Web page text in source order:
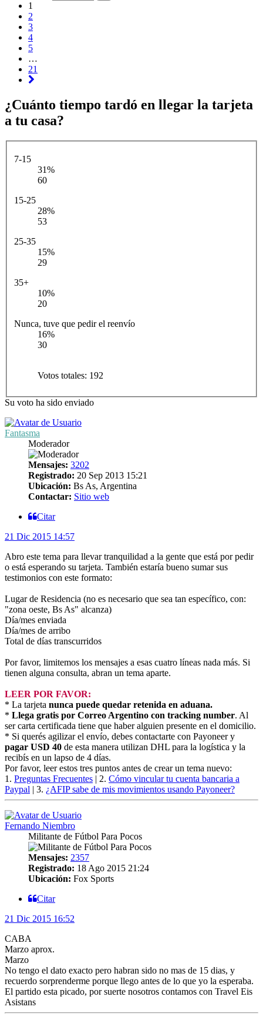
1
2
3
4
5
…
21
¿Cuánto tiempo tardó en llegar la tarjeta
a tu casa?
7-15
31%
60
15-25
28%
53
25-35
15%
29
35+
10%
20
Nunca, tuve que pedir el reenvío
16%
30
Votos totales: 192
Su voto ha sido enviado
Fantasma
Moderador
Mensajes: 3202
Registrado: 20 Sep 2013 15:21
Ubicación: Bs As, Argentina
Contactar: Sitio web
Citar
21 Dic 2015 14:57
Abro este tema para llevar tranquilidad a la gente que está por pedir
o está esperando su tarjeta. También estaría bueno sumar sus
testimonios con este formato:
Lugar de Residencia (no es necesario que sea tan específico, con:
"zona oeste, Bs As" alcanza)
Día/mes enviada
Día/mes de arribo
Total de días transcurridos
Por favor, limitemos los mensajes a esas cuatro líneas nada más. Si
tienen alguna consulta, abran un tema aparte.
LEER POR FAVOR:
* La tarjeta nunca puede quedar retenida en aduana.
* Llega gratis por Correo Argentino con tracking number. Al
ser carta certificada tiene que haber alguien presente en el domicilio.
* Si querés agilizar el envío, debes contactarte con Payoneer y
pagar USD 40 de esta manera utilizan DHL para la logística y la
recibís en un lapso de 4 días.
Por favor, leer estos tres puntos antes de crear un tema nuevo:
1. Preguntas Frecuentes | 2. Cómo vincular tu cuenta bancaria a
Paypal | 3. ¿AFIP sabe de mis movimientos usando Payoneer?
Fernando Niembro
Militante de Fútbol Para Pocos
Mensajes: 2357
Registrado: 18 Ago 2015 21:24
Ubicación: Fox Sports
Citar
21 Dic 2015 16:52
CABA
Marzo aprox.
Marzo
No tengo el dato exacto pero habran sido no mas de 15 dias, y
recuerdo sorprenderme porque llego antes de lo que yo la esperaba.
El partido esta picado, por suerte nosotros contamos con Travel Eis
Asistans